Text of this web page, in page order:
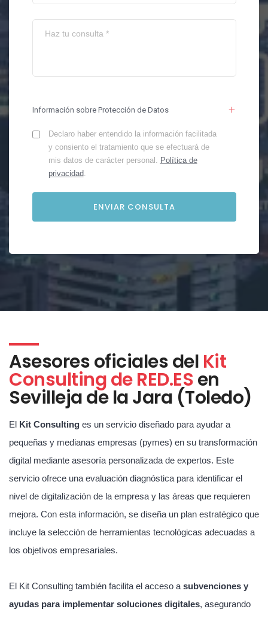
Información sobre Protección de Datos
Declaro haber entendido la información facilitada
y consiento el tratamiento que se efectuará de
mis datos de carácter personal. Política de
privacidad.
Asesores oficiales del Kit
Consulting de RED.ESen
Sevilleja de la Jara (Toledo)
El Kit Consulting es un servicio diseñado para ayudar a
pequeñas y medianas empresas (pymes) en su transformación
digital mediante asesoría personalizada de expertos. Este
servicio ofrece una evaluación diagnóstica para identificar el
nivel de digitalización de la empresa y las áreas que requieren
mejora. Con esta información, se diseña un plan estratégico que
incluye la selección de herramientas tecnológicas adecuadas a
los objetivos empresariales.
El Kit Consulting también facilita el acceso a subvenciones y
ayudas para implementar soluciones digitales, asegurando